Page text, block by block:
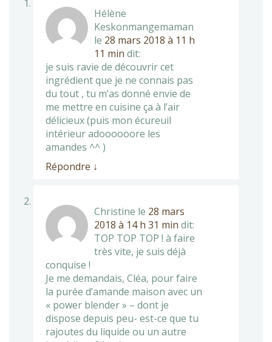
Hélène
Keskonmangemaman
le 28 mars 2018 à 11 h
11 min dit:
je suis ravie de découvrir cet
ingrédient que je ne connais pas
du tout , tu m’as donné envie de
me mettre en cuisine ça à l’air
délicieux (puis mon écureuil
intérieur adoooooore les
amandes ^^ )
Répondre ↓
Christine le 28 mars
2018 à 14 h 31 min dit:
TOP TOP TOP ! à faire
très vite, je suis déjà
conquise !
Je me demandais, Cléa, pour faire
la purée d’amande maison avec un
« power blender » – dont je
dispose depuis peu- est-ce que tu
rajoutes du liquide ou un autre